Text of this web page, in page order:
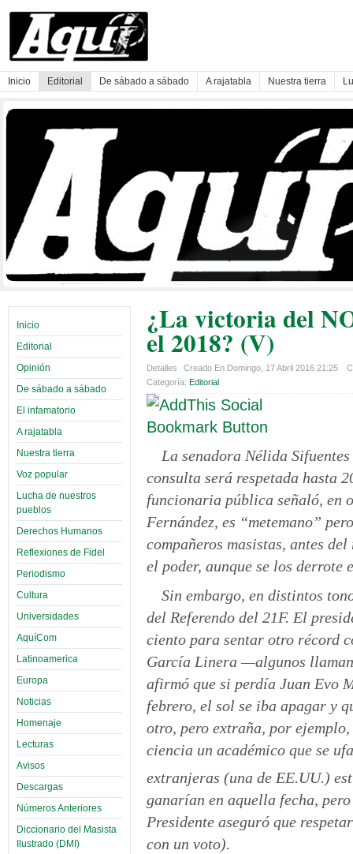
Inicio Editorial De sábado a sábado A rajatabla Nuestra tierra
Inicio
Editorial
Opinión
De sábado a sábado
El infamatorio
A rajatabla
Nuestra tierra
Voz popular
Lucha de nuestros
pueblos
Derechos Humanos
Reflexiones de Fidel
Periodismo
Cultura
Universidades
AquíCom
Latinoamerica
Europa
Noticias
Homenaje
Lecturas
Avisos
Descargas
Números Anteriores
Diccionario del Masista
Ilustrado (DMI)
¿La victoria del
el 2018? (V)
Detalles Creado En Domingo, 17 Abril 2016 21:25
Categoría: Editorial
La senadora Nélida
consulta será respetada hasta
funcionaria pública señaló, en
Fernández, es “metemano”
compañeros masistas, antes
el poder, aunque se los derrote
Sin embargo, en distintos
del Referendo del 21F. El
ciento para sentar otro récord
García Linera —algunos
afirmó que si perdía Juan Evo
febrero, el sol se iba apagar y
otro, pero extraña, por
ciencia un académico que se
extranjeras (una de EE.UU.)
ganarían en aquella fecha,
Presidente aseguró que
con un voto).